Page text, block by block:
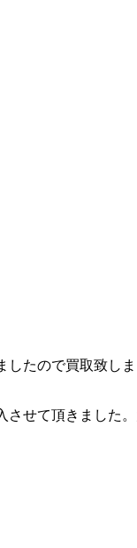
したので買取致し
させて頂きました